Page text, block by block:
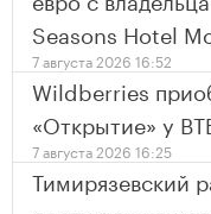
Seasons Hotel
7 августа 2026 16:52
Wildberries
«Открытие» у
7 августа 2026 16:25
Тимирязевский